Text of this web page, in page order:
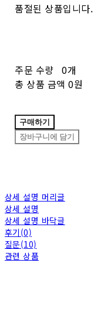
품절된 상품입니다.
주문 수량 0개
총 상품 금액 0원
구매하기
장바구니에 담기
상세 설명 머리글
상세 설명
상세 설명 바닥글
후기(0)
질문(10)
관련 상품